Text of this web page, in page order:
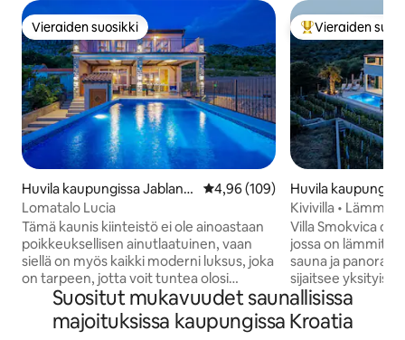
Vieraiden suosikki
Vieraiden suosikki
Huvila kaupungissa Jablana
c
Keskimääräinen arvio 4,96/5,
4,96 (109)
Lomatalo Lucia
Tämä kaunis kiinteistö ei ole ainoastaan
poikkeuksellisen ainutlaatuinen, vaan
siellä on myös kaikki moderni luksus, joka
on tarpeen, jotta voit tuntea olosi
enemmän kuin mukavaksi. Sijaitsemme
luonnon helmassa ja tarjoamme kaiken,
mitä tarvitset nauttiaksesi
Vieraiden
Vieraiden
Huvila
Kivivilla •
Poreallas •
Villa Smokvica on
jossa on
sauna ja
sijaitsee
viinitarhallaan
Huvila on
etsivät täydellistä
Suositut mukavuudet saunallisissa
majoituksissa kaupungissa Kroatia